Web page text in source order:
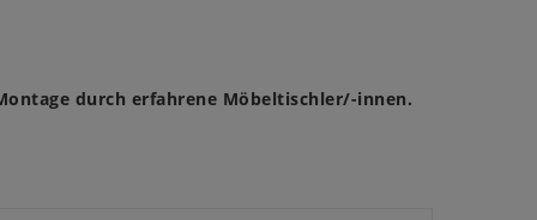
durch erfahrene Möbeltischler/-innen.